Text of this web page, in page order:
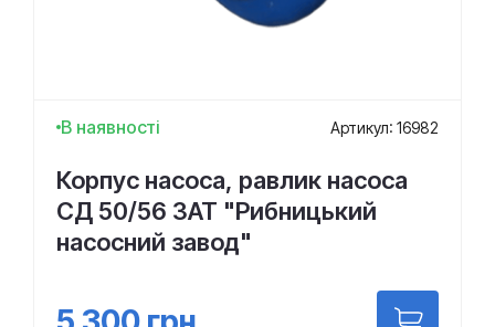
В наявності Артикул: 16982
Корпус насоса, равлик насоса
СД 50/56 ЗАТ "Рибницький
насосний завод"